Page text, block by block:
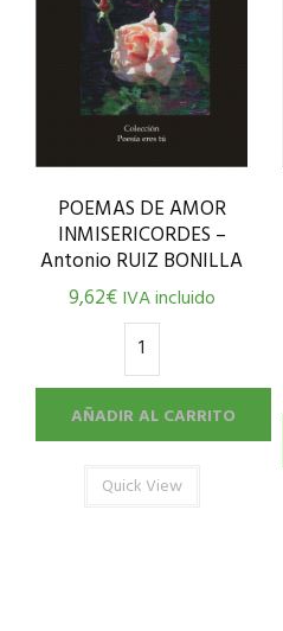
POEMAS DE AMOR
INMISERICORDES –
Antonio RUIZ BONILLA
9,62€ IVA incluido
AÑADIR AL CARRITO
Quick View